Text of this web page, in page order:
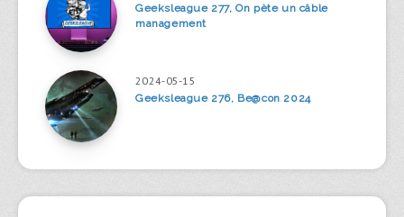
Geeksleague 277, On pète un câble
management
2024-05-15
Geeksleague 276, Be@con 2024